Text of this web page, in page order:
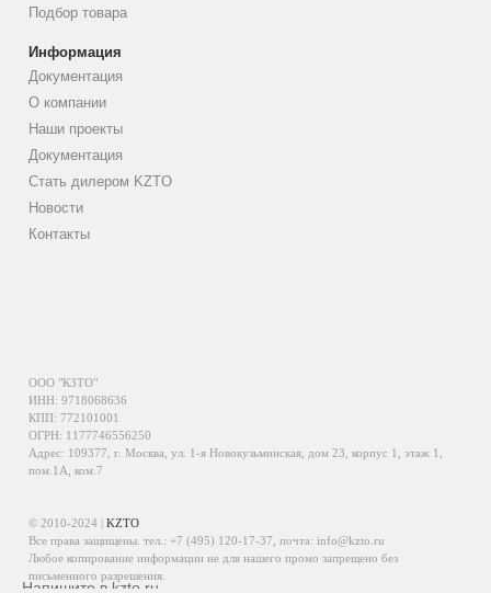
Подбор товара
Информация
Документация
О компании
Наши проекты
Документация
Стать дилером KZTO
Новости
Контакты
ООО "КЗТО"
ИНН: 9718068636
КПП: 772101001
ОГРН: 1177746556250
Адрес: 109377, г. Москва, ул. 1-я Новокузьминская, дом 23, корпус 1, этаж 1,
пом.1А, ком.7
© 2010-2024 |KZTO
Все права защищены. тел.: +7 (495) 120-17-37 , почта: info@kzto.ru
Любое копирование информации не для нашего промо запрещено без
письменного разрешения.
Напишите в kzto.ru